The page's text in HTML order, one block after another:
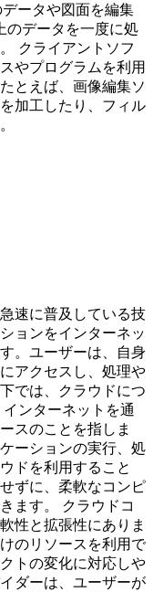
ータや図面を編集
のデータを一度に処
クライアントソフ
やプログラムを利用
とえば、画像編集ソ
加工したり、フィル
速に普及している技
ョンをインターネッ
。ユーザーは、自身
アクセスし、処理や
では、クラウドにつ
ンターネットを通
スのことを指しま
ーションの実行、処
ドを利用すること
ずに、柔軟なコンピ
ます。 クラウドコ
性と拡張性にありま
のリソースを利用で
トの変化に対応しや
ダーは、ユーザーが